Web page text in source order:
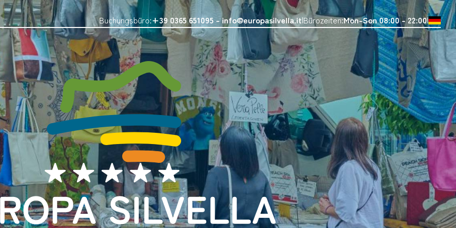
Buchungsbüro:+39 0365 651095 -info@europasilvella.it Bürozeiten:Mon-Son 08:00 - 22:00